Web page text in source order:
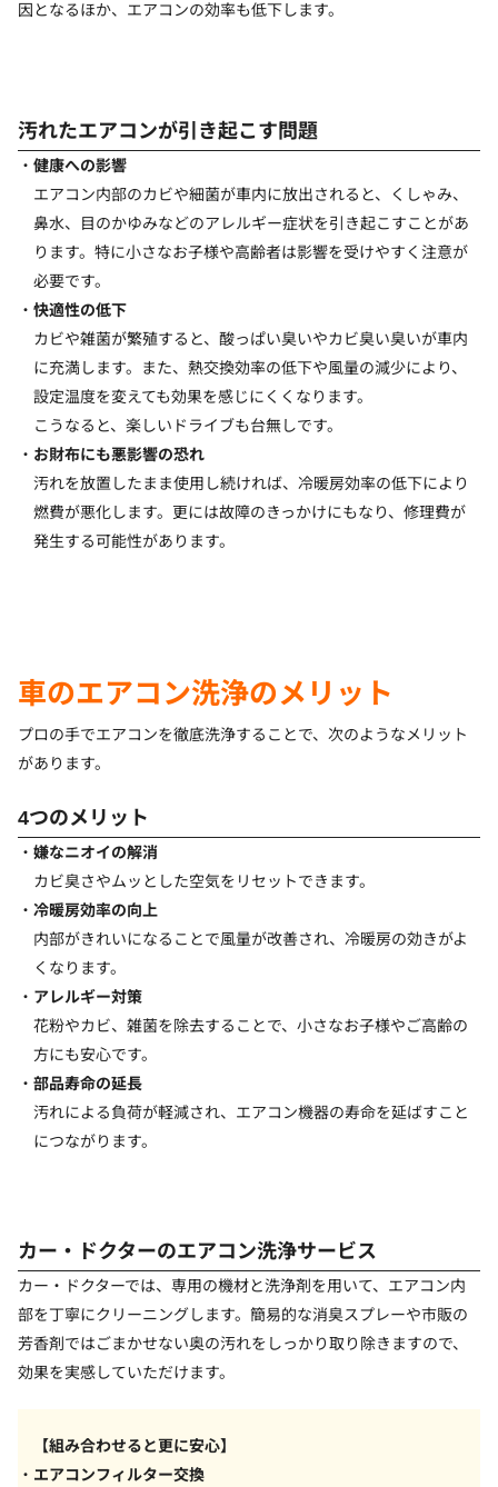
因となるほか、エアコンの効率も低下します。
汚れたエアコンが引き起こす問題
健康への影響
エアコン内部のカビや細菌が車内に放出されると、くしゃみ、
鼻水、目のかゆみなどのアレルギー症状を引き起こすことがあ
ります。特に小さなお子様や高齢者は影響を受けやすく注意が
必要です。
快適性の低下
カビや雑菌が繁殖すると、酸っぱい臭いやカビ臭い臭いが車内
に充満します。また、熱交換効率の低下や風量の減少により、
設定温度を変えても効果を感じにくくなります。
こうなると、楽しいドライブも台無しです。
お財布にも悪影響の恐れ
汚れを放置したまま使用し続ければ、冷暖房効率の低下により
燃費が悪化します。更には故障のきっかけにもなり、修理費が
発生する可能性があります。
車のエアコン洗浄のメリット
プロの手でエアコンを徹底洗浄することで、次のようなメリット
があります。
4つのメリット
嫌なニオイの解消
カビ臭さやムッとした空気をリセットできます。
冷暖房効率の向上
内部がきれいになることで風量が改善され、冷暖房の効きがよ
くなります。
アレルギー対策
花粉やカビ、雑菌を除去することで、小さなお子様やご高齢の
方にも安心です。
部品寿命の延長
汚れによる負荷が軽減され、エアコン機器の寿命を延ばすこと
につながります。
カー・ドクターのエアコン洗浄サービス
カー・ドクターでは、専用の機材と洗浄剤を用いて、エアコン内
部を丁寧にクリーニングします。簡易的な消臭スプレーや市販の
芳香剤ではごまかせない奥の汚れをしっかり取り除きますので、
効果を実感していただけます。
【組み合わせると更に安心】
エアコンフィルター交換